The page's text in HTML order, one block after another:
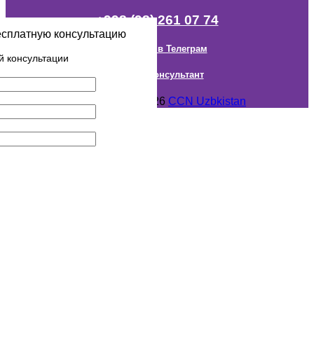
+998 (98) 261 07 74
Наш канал в Телеграм
Онлайн Консультант
Авторское право © 2018- 2026 CCN Uzbkistan
консультацию
консультации